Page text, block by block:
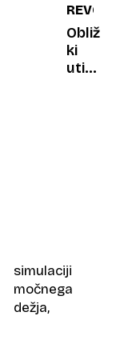
simulaciji
močnega
dežja,
Obliž,
ki
utiša